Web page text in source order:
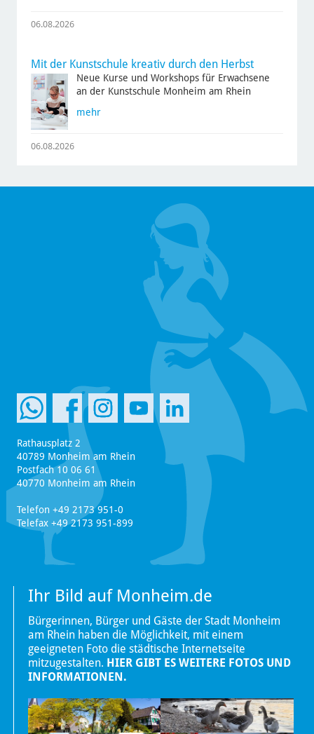
06.08.2026
Mit der Kunstschule kreativ durch den Herbst
Neue Kurse und Workshops für Erwachsene
an der Kunstschule Monheim am Rhein
mehr
06.08.2026
Rathausplatz 2
40789 Monheim am Rhein
Postfach 10 06 61
40770 Monheim am Rhein
Telefon +49 2173 951-0
Telefax +49 2173 951-899
Ihr Bild auf Monheim.de
Bürgerinnen, Bürger und Gäste der Stadt Monheim
am Rhein haben die Möglichkeit, mit einem
geeigneten Foto die städtische Internetseite
mitzugestalten. HIER GIBT ES WEITERE FOTOS UND
INFORMATIONEN.